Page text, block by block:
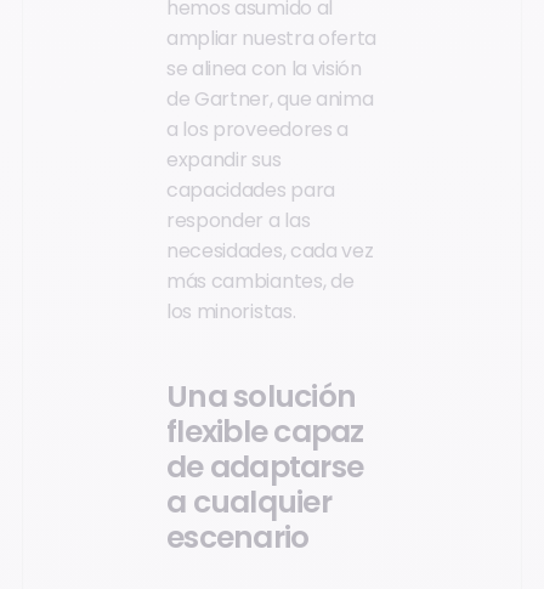
hemos asumido al
ampliar nuestra oferta
se alinea con la visión
de Gartner, que anima
a los proveedores a
expandir sus
capacidades para
responder a las
necesidades, cada vez
más cambiantes, de
los minoristas.
Una solución
flexible capaz
de adaptarse
a cualquier
escenario